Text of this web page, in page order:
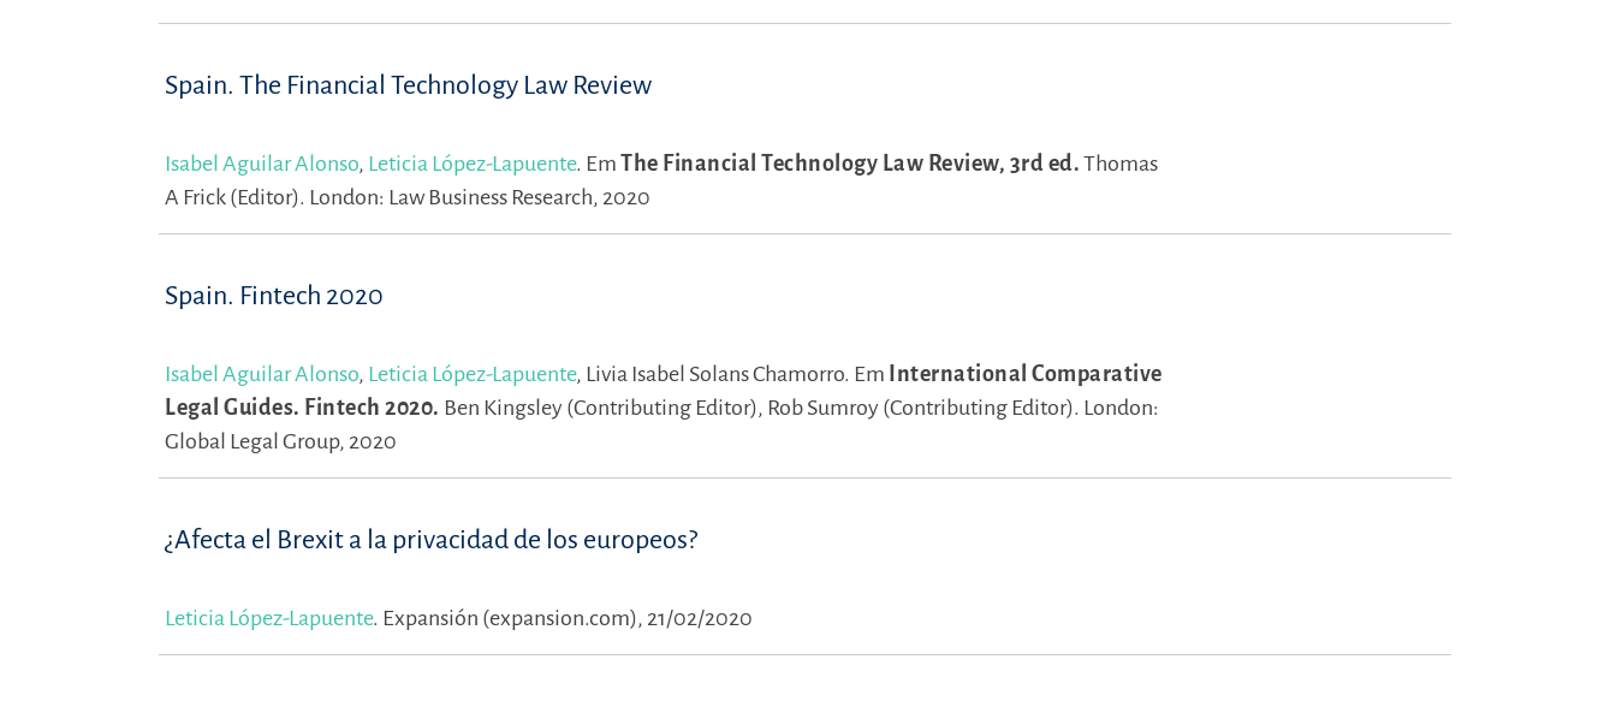
Spain. The Financial Technology Law Review
Isabel Aguilar Alonso, Leticia López-Lapuente. Em The Financial Technology Law Review, 3rd ed. Thomas
A Frick (Editor). London: Law Business Research, 2020
Spain. Fintech 2020
Isabel Aguilar Alonso, Leticia López-Lapuente, Livia Isabel Solans Chamorro. Em International Comparative
Legal Guides. Fintech 2020. Ben Kingsley (Contributing Editor), Rob Sumroy (Contributing Editor). London:
Global Legal Group, 2020
¿Afecta el Brexit a la privacidad de los europeos?
Leticia López-Lapuente. Expansión (expansion.com), 21/02/2020